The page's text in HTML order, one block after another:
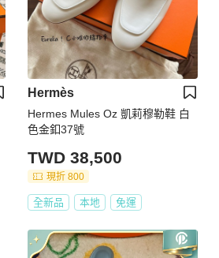
Hermès
Hermes Mules Oz 凱莉穆勒鞋 白
色金釦37號
TWD 38,500
現折 800
全新品 本地 免運